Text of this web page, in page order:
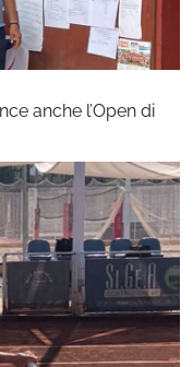
anche l’Open di